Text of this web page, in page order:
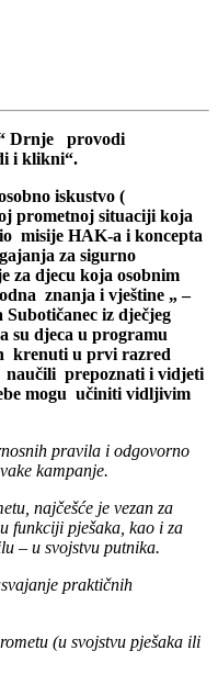
Drnje provodi
i klikni“.
iskustvo (
prometnoj situaciji koja
misije HAK-a i koncepta
za sigurno
za djecu koja osobnim
znanja i vještine „ –
iz dječjeg
su djeca u programu
krenuti u prvi razred
naučili prepoznati i vidjeti
mogu učiniti vidljivim
pravila i odgovorno
kampanje.
najčešće je vezan za
funkciji pješaka, kao i za
– u svojstvu putnika.
praktičnih
(u svojstvu pješaka ili